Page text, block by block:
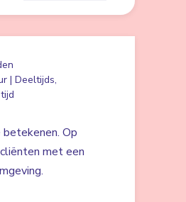
| Deeltijds,
Op
met een